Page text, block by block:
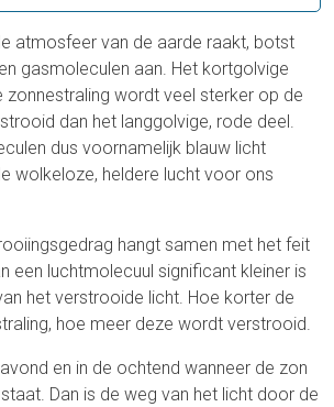
atmosfeer van de aarde raakt, botst
gasmoleculen aan. Het kortgolvige
zonnestraling wordt veel sterker op de
dan het langgolvige, rode deel.
dus voornamelijk blauw licht
wolkeloze, heldere lucht voor ons
hangt samen met het feit
een luchtmolecuul significant kleiner is
het verstrooide licht. Hoe korter de
hoe meer deze wordt verstrooid.
en in de ochtend wanneer de zon
Dan is de weg van het licht door de